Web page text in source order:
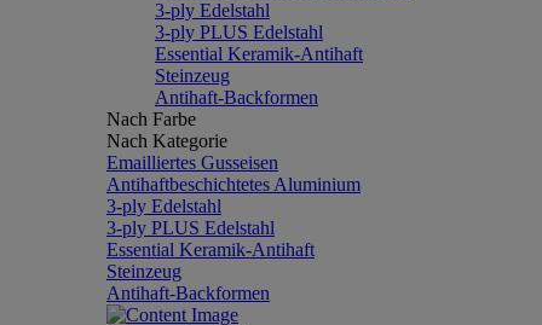
3-ply Edelstahl
3-ply PLUS Edelstahl
Essential Keramik-Antihaft
Steinzeug
Antihaft-Backformen
Nach Farbe
Nach Kategorie
Emailliertes Gusseisen
Antihaftbeschichtetes Aluminium
3-ply Edelstahl
3-ply PLUS Edelstahl
Essential Keramik-Antihaft
Steinzeug
Antihaft-Backformen